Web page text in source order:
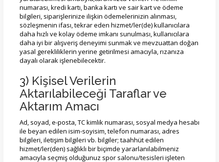
numarası, kredi kartı, banka kartı ve sair kart ve ödeme
bilgileri, siparişlerinize ilişkin ödemelerinizin alınması,
sözleşmenin ifası, tekrar eden hizmet/ler(de) kullanıcılara
daha hızlı ve kolay ödeme imkanı sunulması, kullanıcılara
daha iyi bir alışveriş deneyimi sunmak ve mevzuattan doğan
yasal gerekliliklerin yerine getirilmesi amacıyla, rızanıza
dayalı olarak işlenebilecektir.
3) Kişisel Verilerin
Aktarılabileceği Taraflar ve
Aktarım Amacı
Ad, soyad, e-posta, TC kimlik numarası, sosyal medya hesabı
ile beyan edilen isim-soyisim, telefon numarası, adres
bilgileri, iletişim bilgileri vb. bilgiler; taahhüt edilen
hizmet/ler(den) sağlıklı bir biçimde yararlanılabilmeniz
amacıyla seçmiş olduğunuz spor salonu/tesisleri işleten